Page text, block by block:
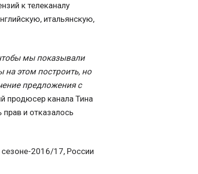
к телеканалу
итальянскую,
мы показывали
этом построить, но
предложения с
продюсер канала Тина
и отказалось
2016/17, России